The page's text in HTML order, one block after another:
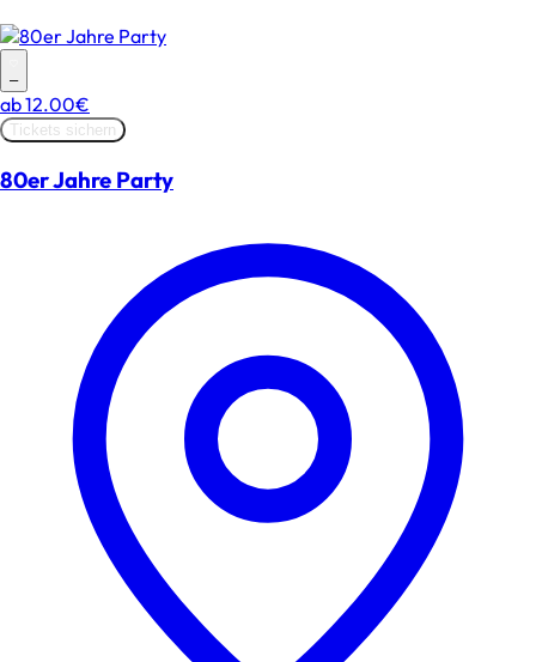
–
ab12.00€
Tickets sichern
80er Jahre Party